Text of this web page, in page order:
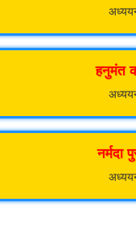
हनुमंत
नर्मदा